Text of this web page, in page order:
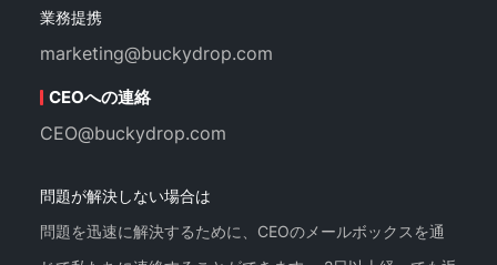
業務提携
marketing@buckydrop.com
CEOへの連絡
CEO@buckydrop.com
問題が解決しない場合は
問題を迅速に解決するために、CEOのメールボックスを通